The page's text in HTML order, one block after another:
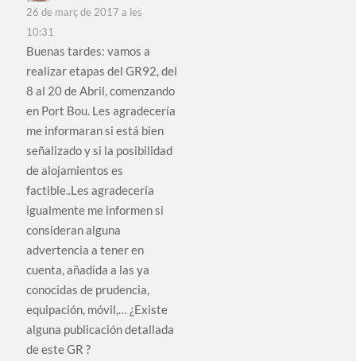
26 de març de 2017 a les
10:31
Buenas tardes: vamos a
realizar etapas del GR92, del
8 al 20 de Abril, comenzando
en Port Bou. Les agradecería
me informaran si está bien
señalizado y si la posibilidad
de alojamientos es
factible..Les agradecería
igualmente me informen si
consideran alguna
advertencia a tener en
cuenta, añadida a las ya
conocidas de prudencia,
equipación, móvil,… ¿Existe
alguna publicación detallada
de este GR ?